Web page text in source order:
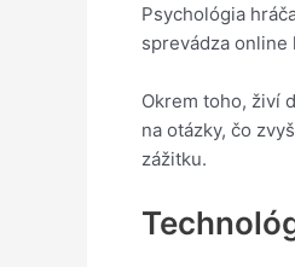
Psychológia
sprevádza online
Okrem toho, živí
na otázky, čo
zážitku.